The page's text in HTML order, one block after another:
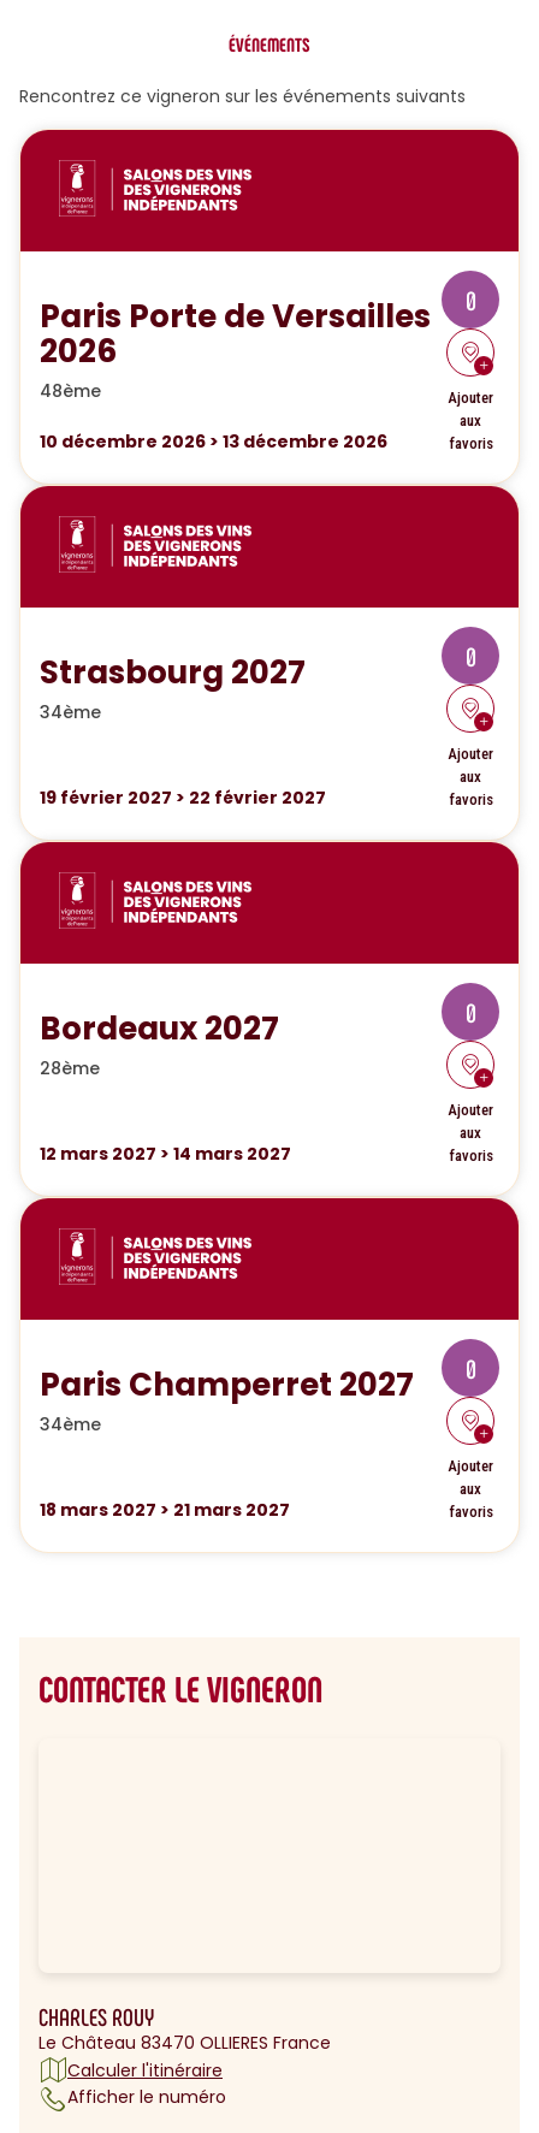
ÉVÉNEMENTS
Rencontrez ce vigneron sur les événements suivants
Paris Porte de Versailles
2026
48ème
10 décembre 2026 > 13 décembre 2026
0
Ajouter
aux
favoris
Strasbourg 2027
34ème
19 février 2027 > 22 février 2027
0
Ajouter
aux
favoris
Bordeaux 2027
28ème
12 mars 2027 > 14 mars 2027
0
Ajouter
aux
favoris
Paris Champerret 2027
34ème
18 mars 2027 > 21 mars 2027
0
Ajouter
aux
favoris
CONTACTER LE VIGNERON
CHARLES ROUY
Le Château 83470 OLLIERES France
Calculer l'itinéraire
Afficher le numéro